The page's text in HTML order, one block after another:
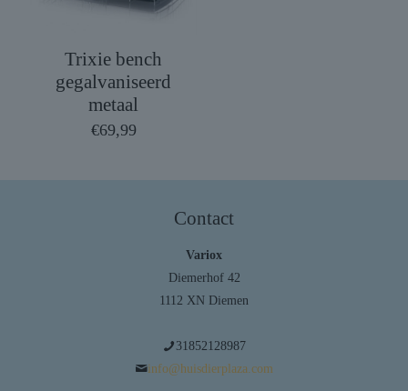
Trixie bench
gegalvaniseerd
metaal
€69,99
Contact
Variox
Diemerhof 42
1112 XN Diemen
31852128987
info@huisdierplaza.com